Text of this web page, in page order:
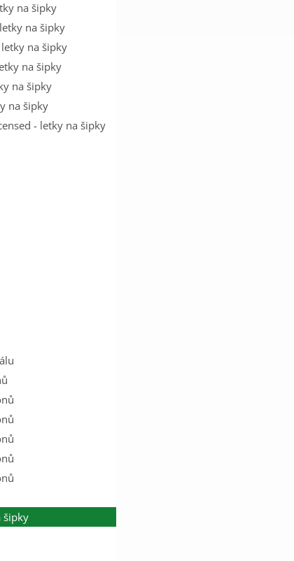
na šipky
na šipky
na šipky
na šipky
na šipky
na šipky
- letky na šipky
šipky